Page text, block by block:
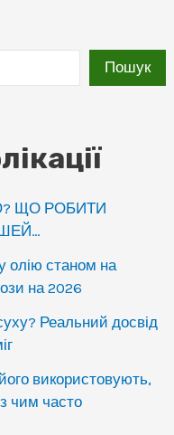
Пошук
ЩО РОБИТИ
олію станом на
на 2026
Реальний досвід
використовують,
з чим часто